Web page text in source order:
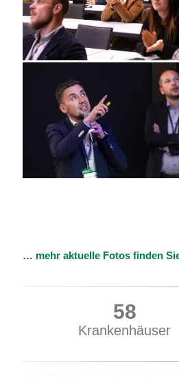
… mehr aktuelle Fotos finden
75
Krankenhäuser